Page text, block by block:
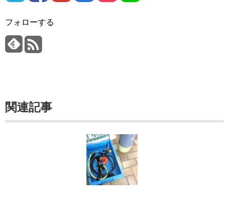
フォローする
関連記事